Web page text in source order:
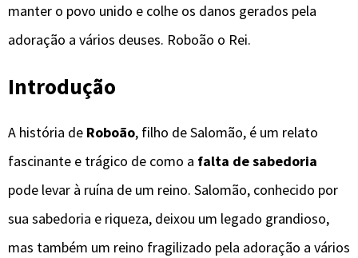
manter o povo unido e colhe os danos gerados pela
adoração a vários deuses. Roboão o Rei.
Introdução
A história de Roboão, filho de Salomão, é um relato
fascinante e trágico de como a falta de sabedoria
pode levar à ruína de um reino. Salomão, conhecido por
sua sabedoria e riqueza, deixou um legado grandioso,
mas também um reino fragilizado pela adoração a vários